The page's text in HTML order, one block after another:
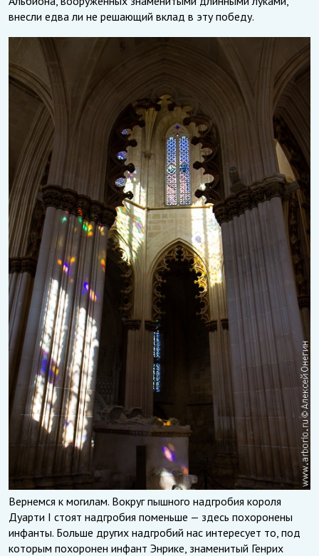
внесли едва ли не решающий вклад в эту победу.
Вернемся к могилам. Вокруг пышного надгробия короля
Дуарти I стоят надгробия поменьше — здесь похоронены
инфанты. Больше других надгробий нас интересует то, под
которым похоронен инфант Энрике, знаменитый Генрих